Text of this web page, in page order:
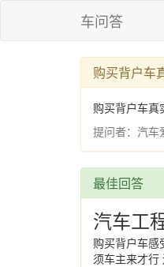
车问答
购买背户车
购买背户车真
提问者：汽车
最佳回答
汽车工
购买背户车
须车主来才行